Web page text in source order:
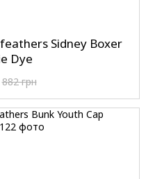
Sidney Boxer
Dye
882 грн